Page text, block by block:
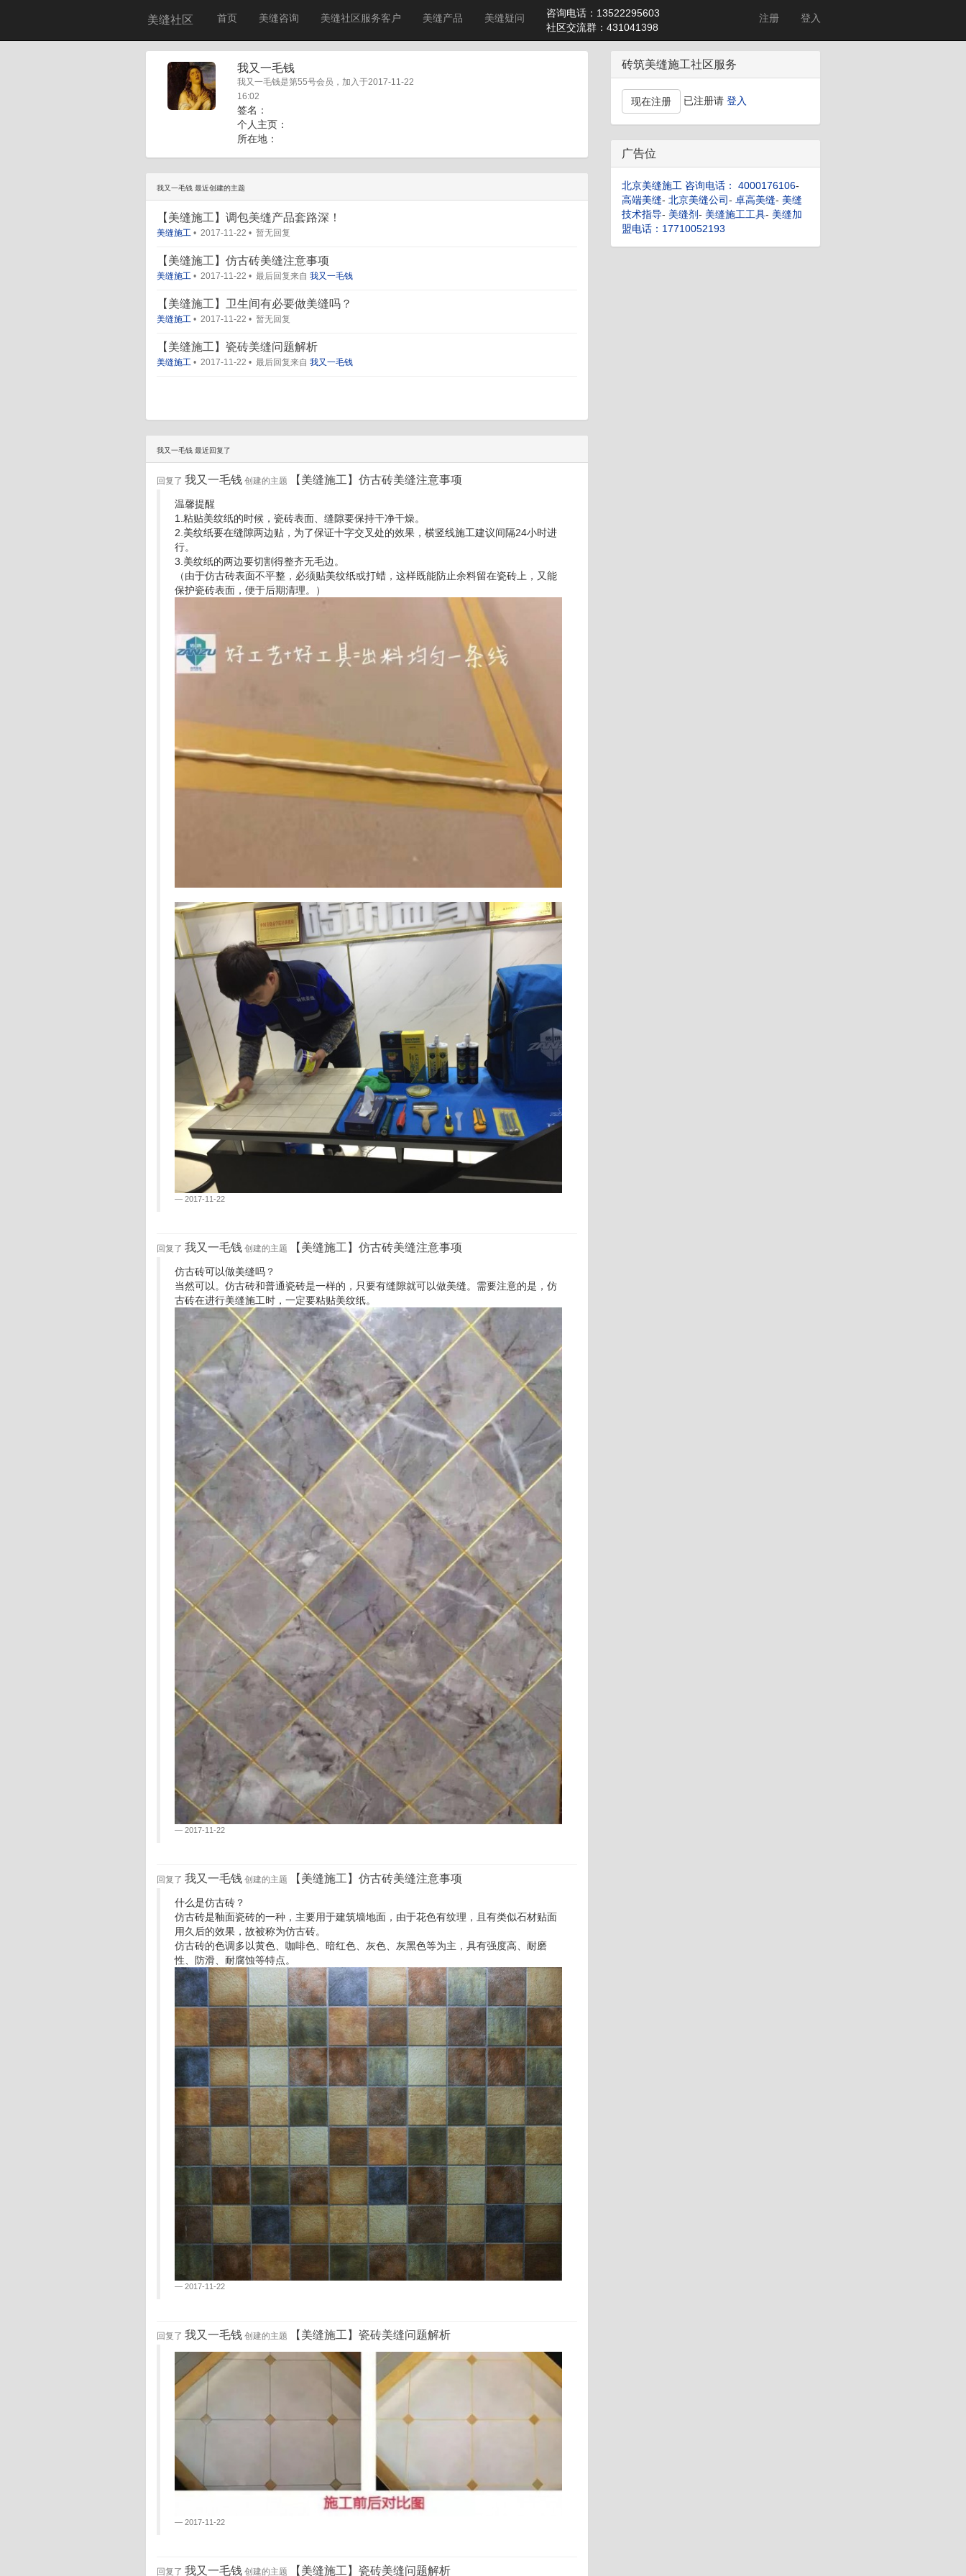
美缝社区 首页 美缝咨询 美缝社区服务客户 美缝产品 美缝疑问
咨询电话：13522295603
社区交流群：431041398
注册 登入
我又一毛钱
我又一毛钱是第55号会员，加入于2017-11-22
16:02
签名：
个人主页：
所在地：
我又一毛钱 最近创建的主题
【美缝施工】调包美缝产品套路深！
美缝施工 • 2017-11-22 • 暂无回复
【美缝施工】仿古砖美缝注意事项
美缝施工 • 2017-11-22 • 最后回复来自 我又一毛钱
【美缝施工】卫生间有必要做美缝吗？
美缝施工 • 2017-11-22 • 暂无回复
【美缝施工】瓷砖美缝问题解析
美缝施工 • 2017-11-22 • 最后回复来自 我又一毛钱
我又一毛钱 最近回复了
回复了 我又一毛钱 创建的主题 【美缝施工】仿古砖美缝注意事项
温馨提醒
1.粘贴美纹纸的时候，瓷砖表面、缝隙要保持干净干燥。
2.美纹纸要在缝隙两边贴，为了保证十字交叉处的效果，横竖线施工建议间隔24小时进
行。
3.美纹纸的两边要切割得整齐无毛边。
（由于仿古砖表面不平整，必须贴美纹纸或打蜡，这样既能防止余料留在瓷砖上，又能
保护瓷砖表面，便于后期清理。）
2017-11-22
回复了 我又一毛钱 创建的主题 【美缝施工】仿古砖美缝注意事项
仿古砖可以做美缝吗？
当然可以。仿古砖和普通瓷砖是一样的，只要有缝隙就可以做美缝。需要注意的是，仿
古砖在进行美缝施工时，一定要粘贴美纹纸。
2017-11-22
回复了 我又一毛钱 创建的主题 【美缝施工】仿古砖美缝注意事项
什么是仿古砖？
仿古砖是釉面瓷砖的一种，主要用于建筑墙地面，由于花色有纹理，且有类似石材贴面
用久后的效果，故被称为仿古砖。
仿古砖的色调多以黄色、咖啡色、暗红色、灰色、灰黑色等为主，具有强度高、耐磨
性、防滑、耐腐蚀等特点。
2017-11-22
回复了 我又一毛钱 创建的主题 【美缝施工】瓷砖美缝问题解析
2017-11-22
回复了 我又一毛钱 创建的主题 【美缝施工】瓷砖美缝问题解析
砖筑美缝施工社区服务
现在注册 已注册请 登入
广告位
北京美缝施工 咨询电话： 4000176106-
高端美缝- 北京美缝公司- 卓高美缝- 美缝
技术指导- 美缝剂- 美缝施工工具- 美缝加
盟电话：17710052193